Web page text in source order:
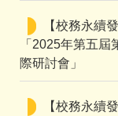
【校務永續
「2025年第五
際研討會」
【校務永續